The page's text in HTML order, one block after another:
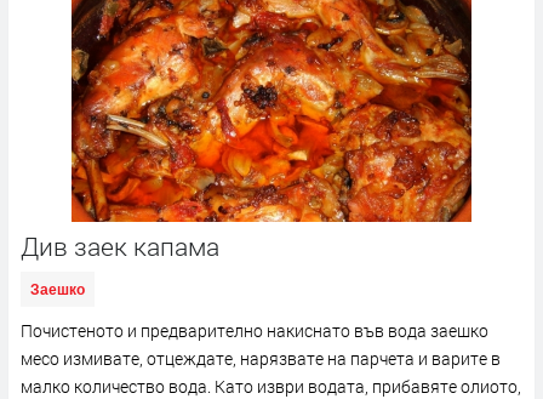
Див заек капама
Заешко
Почистеното и предварително накиснато във вода заешко
месо измивате, отцеждате, нарязвате на парчета и варите в
малко количество вода. Като изври водата, прибавяте олиото,